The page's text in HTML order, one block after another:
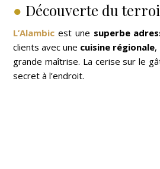
● Découverte du
L’Alambic est une superbe
clients avec une cuisine régionale,
grande maîtrise. La cerise sur le
secret à l’endroit.